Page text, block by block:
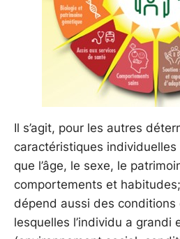
Il s’agit, pour les autres
caractéristiques
que l’âge, le sexe, le
comportements et
dépend aussi des conditions
lesquelles l’individu a grandi